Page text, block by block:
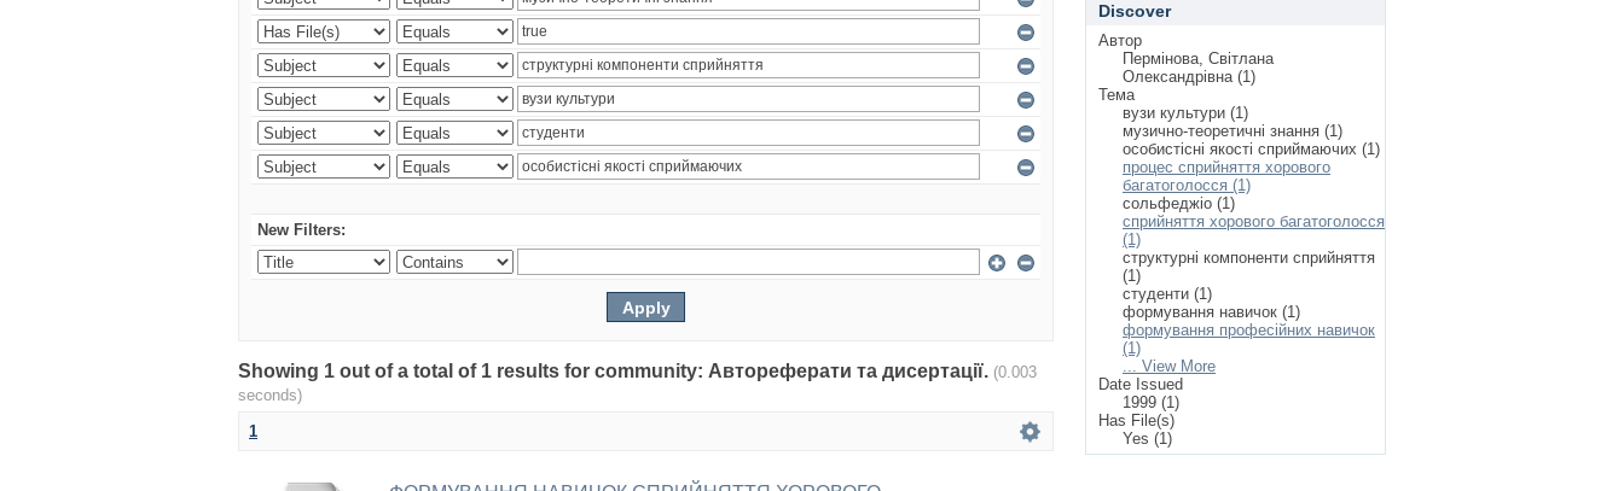
New Filters:
Showing 1 out of a total of 1 results for community: Автореферати та дисертації. (0.003
seconds)
1
Discover
Автор
Пермінова, Світлана
Олександрівна (1)
Тема
вузи культури (1)
музично-теоретичні знання (1)
особистісні якості сприймаючих (1)
процес сприйняття хорового
багатоголосся (1)
сольфеджіо (1)
сприйняття хорового багатоголосся
(1)
структурні компоненти сприйняття
(1)
студенти (1)
формування навичок (1)
формування професійних навичок
(1)
... View More
Date Issued
1999 (1)
Has File(s)
Yes (1)